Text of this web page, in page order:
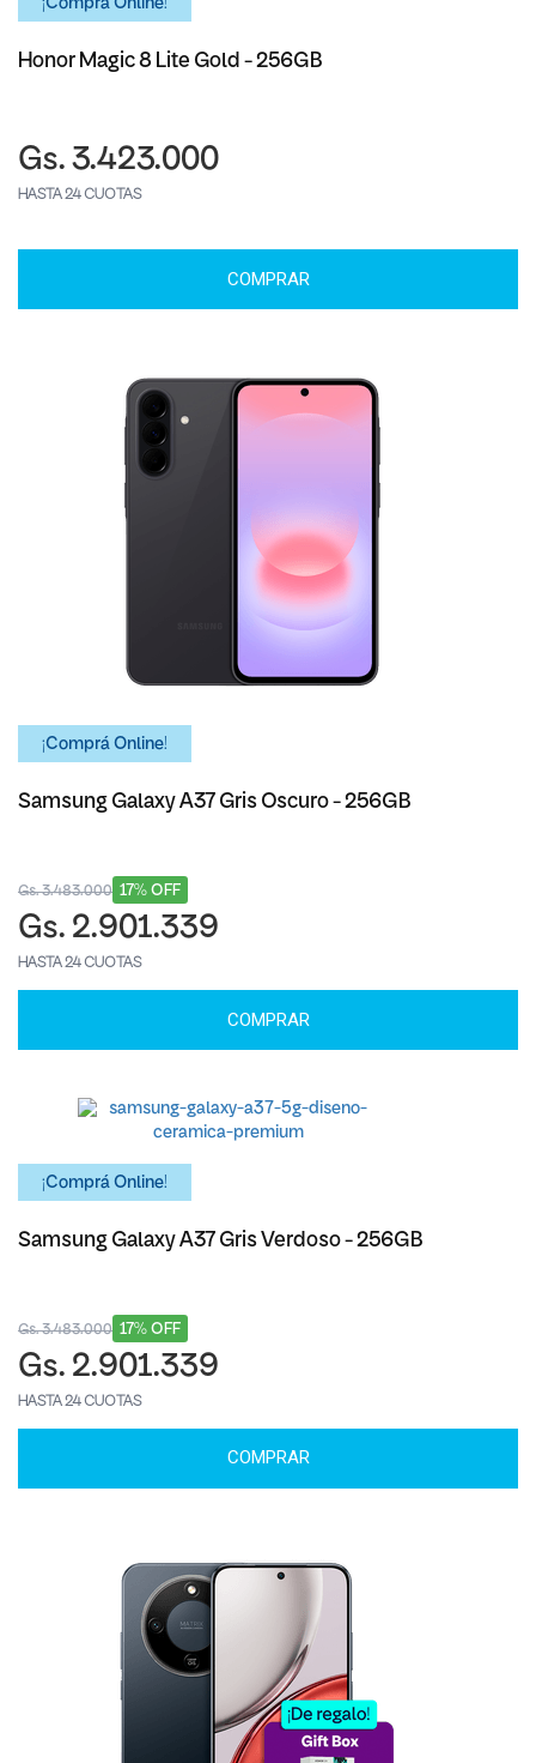
¡Comprá Online!
Honor Magic 8 Lite Gold - 256GB
Gs. 3.423.000
HASTA 24 CUOTAS
COMPRAR
¡Comprá Online!
Samsung Galaxy A37 Gris Oscuro - 256GB
17% OFF
Gs. 3.483.000
Gs. 2.901.339
HASTA 24 CUOTAS
COMPRAR
¡Comprá Online!
Samsung Galaxy A37 Gris Verdoso - 256GB
17% OFF
Gs. 3.483.000
Gs. 2.901.339
HASTA 24 CUOTAS
COMPRAR